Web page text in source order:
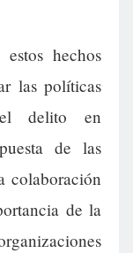
hechos
las políticas
delito en
de las
colaboración
de la